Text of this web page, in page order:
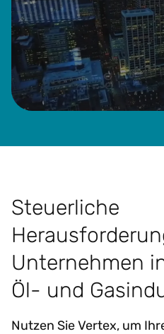
Steuerliche
Unternehmen
Öl- und
Nutzen Sie Vertex, um